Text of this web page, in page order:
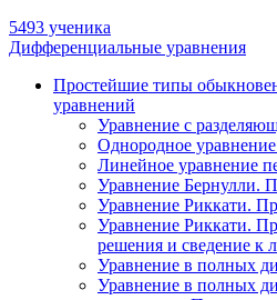
5493 ученика
Дифференциальные уравнения
Простейшие типы
уравнений
Уравнение с
Однородное
Линейное уравнение
Уравнение Бернулли.
Уравнение Риккати.
Уравнение Риккати.
решения и сведение к
Уравнение в полных
Уравнение в полных